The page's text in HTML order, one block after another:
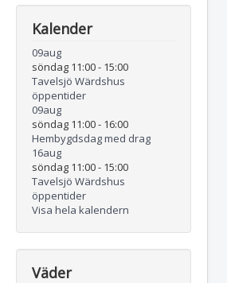
Kalender
09aug
söndag 11:00- 15:00
Tavelsjö Wärdshus
öppentider
09aug
söndag 11:00- 16:00
Hembygdsdag med drag
16aug
söndag 11:00- 15:00
Tavelsjö Wärdshus
öppentider
Visa hela kalendern
Väder